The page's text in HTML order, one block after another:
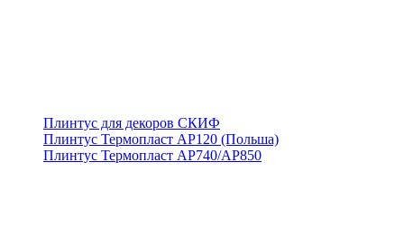
Плинтус для декоров СКИФ
Плинтус Термопласт АР120 (Польша)
Плинтус Термопласт АР740/АР850